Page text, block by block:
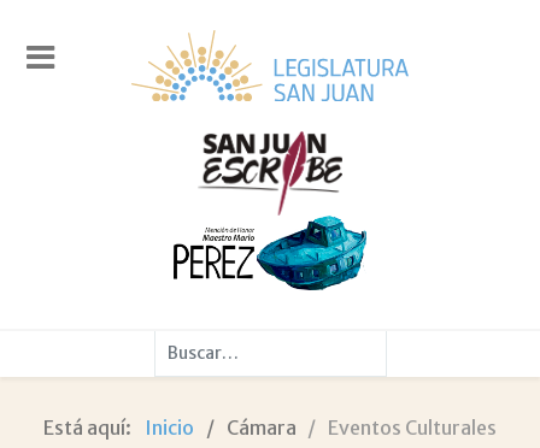
Buscar
Está aquí: Inicio Cámara Eventos Culturales